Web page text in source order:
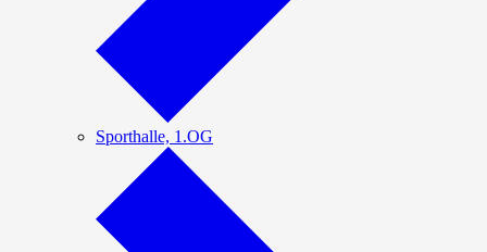
Sporthalle, 1.OG